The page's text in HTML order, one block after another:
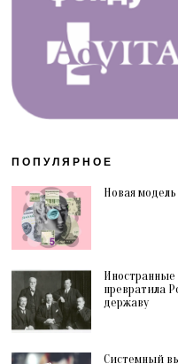
ПОПУЛЯРНОЕ
Новая
превратила
державу
Системный